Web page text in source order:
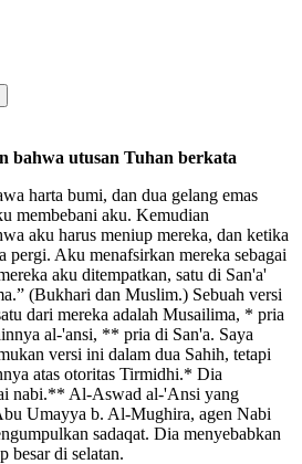
bahwa utusan Tuhan berkata
harta bumi, dan dua gelang emas
membebani aku. Kemudian
aku harus meniup mereka, dan ketika
pergi. Aku menafsirkan mereka sebagai
aku ditempatkan, satu di San'a'
(Bukhari dan Muslim.) Sebuah versi
dari mereka adalah Musailima, * pria
al-'ansi, ** pria di San'a. Saya
versi ini dalam dua Sahih, tetapi
atas otoritas Tirmidhi.* Dia
nabi.** Al-Aswad al-'Ansi yang
Umayya b. Al-Mughira, agen Nabi
sadaqat. Dia menyebabkan
besar di selatan.